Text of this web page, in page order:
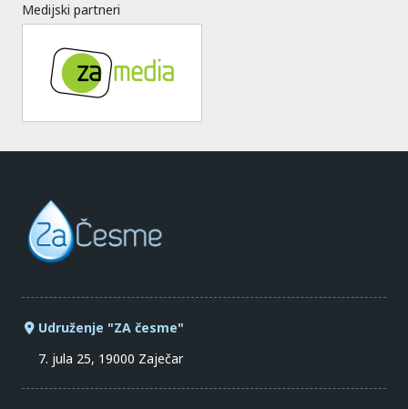
Medijski partneri
Udruženje "ZA česme"
7. jula 25, 19000 Zaječar